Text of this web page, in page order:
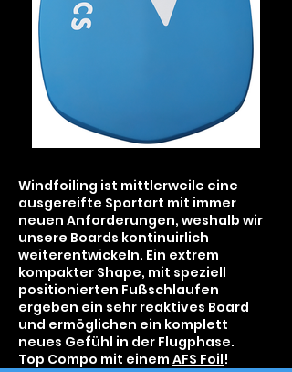
Windfoiling ist mittlerweile eine
ausgereifte Sportart mit immer
neuen Anforderungen, weshalb wir
unsere Boards kontinuirlich
weiterentwickeln. Ein extrem
kompakter Shape, mit speziell
positionierten Fußschlaufen
ergeben ein sehr reaktives Board
und ermöglichen ein komplett
neues Gefühl in der Flugphase.
Top Compo mit einem AFS Foil!